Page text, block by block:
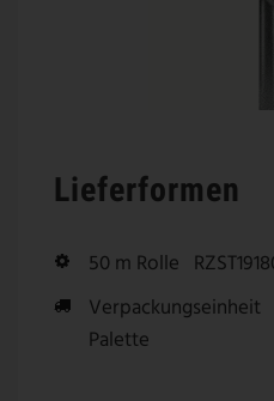
Lieferformen
50 m Rolle
Verpackungseinheit
Palette